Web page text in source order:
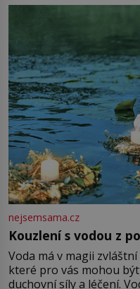
milostpaní. Stačí jenom
množství růžového
Vezme do ruky dřevěnou
nejsemsama.cz
Kouzlení s vodou z
Voda má v magii
které pro vás mohou
duchovní síly a léčení.